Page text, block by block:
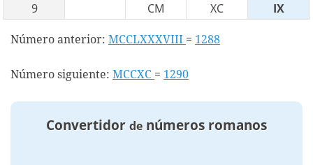
9
CM XC IX
Número anterior: MCCLXXXVIII = 1288
Número siguiente: MCCXC = 1290
Convertidor de números romanos